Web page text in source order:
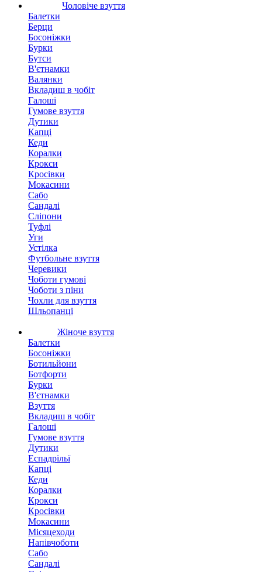
Чоловіче взуття
Балетки
Берци
Босоніжки
Бурки
Бутси
В'єтнамки
Валянки
Вкладиш в чобіт
Галоші
Гумове взуття
Дутики
Капці
Кеди
Коралки
Крокси
Кросівки
Мокасини
Сабо
Сандалі
Сліпони
Туфлі
Уги
Устілка
Футбольне взуття
Черевики
Чоботи гумові
Чоботи з піни
Чохли для взуття
Шльопанці
Жіноче взуття
Балетки
Босоніжки
Ботильйони
Ботфорти
Бурки
В'єтнамки
Взуття
Вкладиш в чобіт
Галоші
Гумове взуття
Дутики
Еспадрільї
Капці
Кеди
Коралки
Крокси
Кросівки
Мокасини
Місяцеходи
Напівчоботи
Сабо
Сандалі